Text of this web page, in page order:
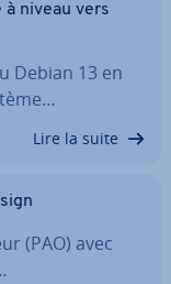
à niveau vers
Debian 13 en
Lire la suite
(PAO) avec